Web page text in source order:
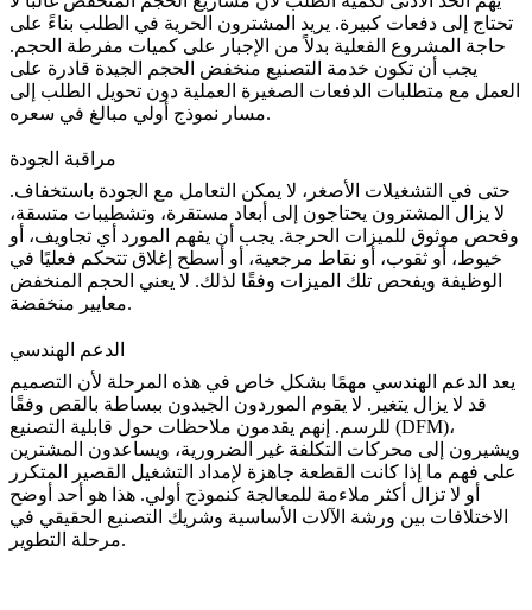
تحتاج إلى دفعات كبيرة. يريد المشترون الحرية في الطلب بناءً على
حاجة المشروع الفعلية بدلاً من الإجبار على كميات مفرطة الحجم.
يجب أن تكون خدمة التصنيع منخفض الحجم الجيدة قادرة على
العمل مع متطلبات الدفعات الصغيرة العملية دون تحويل الطلب إلى
مسار نموذج أولي مبالغ في سعره.
مراقبة الجودة
حتى في التشغيلات الأصغر، لا يمكن التعامل مع الجودة باستخفاف.
لا يزال المشترون يحتاجون إلى أبعاد مستقرة، وتشطيبات متسقة،
وفحص موثوق للميزات الحرجة. يجب أن يفهم المورد أي تجاويف، أو
خيوط، أو ثقوب، أو نقاط مرجعية، أو أسطح إغلاق تتحكم فعليًا في
الوظيفة ويفحص تلك الميزات وفقًا لذلك. لا يعني الحجم المنخفض
معايير منخفضة.
الدعم الهندسي
يعد الدعم الهندسي مهمًا بشكل خاص في هذه المرحلة لأن التصميم
قد لا يزال يتغير. لا يقوم الموردون الجيدون ببساطة بالقص وفقًا
للرسم. إنهم يقدمون ملاحظات حول قابلية التصنيع (DFM)،
ويشيرون إلى محركات التكلفة غير الضرورية، ويساعدون المشترين
على فهم ما إذا كانت القطعة جاهزة لإمداد التشغيل القصير المتكرر
أو لا تزال أكثر ملاءمة للمعالجة كنموذج أولي. هذا هو أحد أوضح
الاختلافات بين ورشة الآلات الأساسية وشريك التصنيع الحقيقي في
مرحلة التطوير.